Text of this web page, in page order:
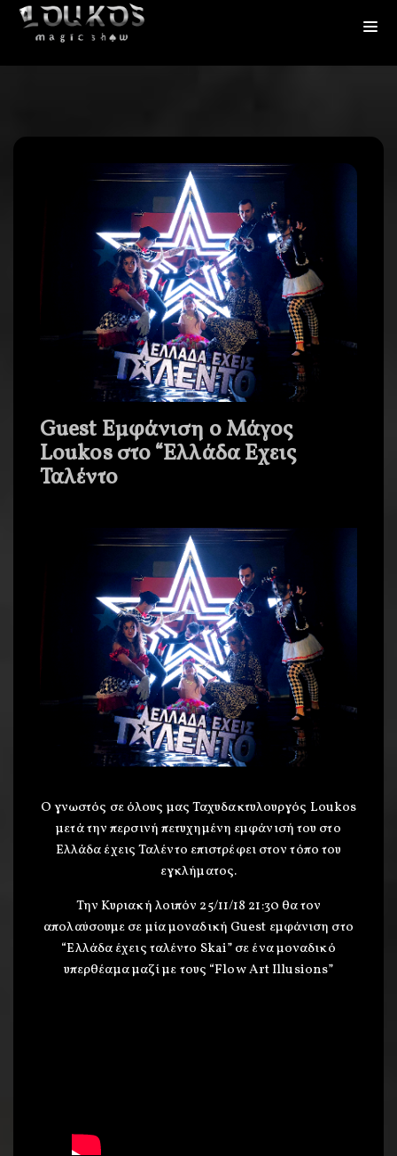
Guest Εμφάνιση o Μάγος
Loukos στο “Ελλάδα Εχεις
Ταλέντο
O γνωστός σε όλους μας Ταχυδακτυλουργός Loukos
μετά την περσινή πετυχημένη εμφάνισή του στο
Ελλάδα έχεις Ταλέντο επιστρέφει στον τόπο του
εγκλήματος.
Την Κυριακή λοιπόν 25/11/18 21:30 θα τον
απολαύσουμε σε μία μοναδική Guest εμφάνιση στο
“Ελλάδα έχεις ταλέντο Skai” σε ένα μοναδικό
υπερθέαμα μαζί με τους “Flow Art Illusions”
άρθρων